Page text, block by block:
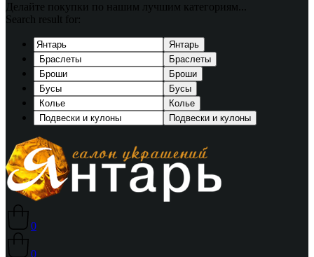
Делайте покупки по нашим лучшим категориям...
Search result for:
Янтарь
Браслеты
Броши
Бусы
Колье
Подвески и кулоны
0
0